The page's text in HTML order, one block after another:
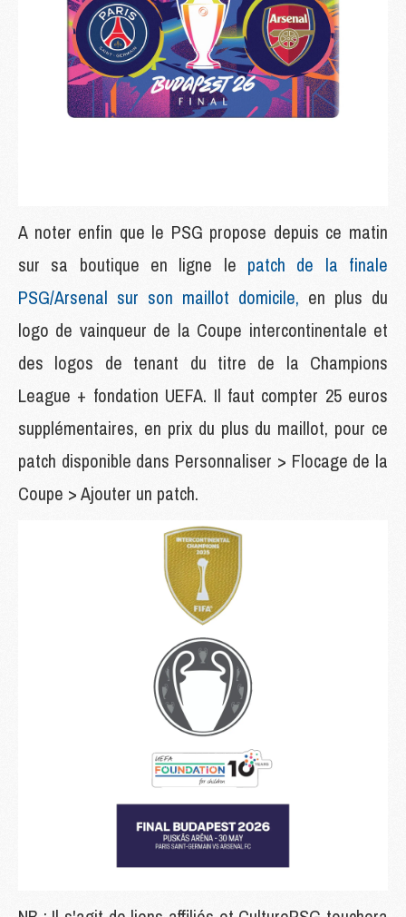
A noter enfin que le PSG propose depuis ce matin
sur sa boutique en ligne le patch de la finale
PSG/Arsenal sur son maillot domicile, en plus du
logo de vainqueur de la Coupe intercontinentale et
des logos de tenant du titre de la Champions
League + fondation UEFA. Il faut compter 25 euros
supplémentaires, en prix du plus du maillot, pour ce
patch disponible dans Personnaliser > Flocage de la
Coupe > Ajouter un patch.